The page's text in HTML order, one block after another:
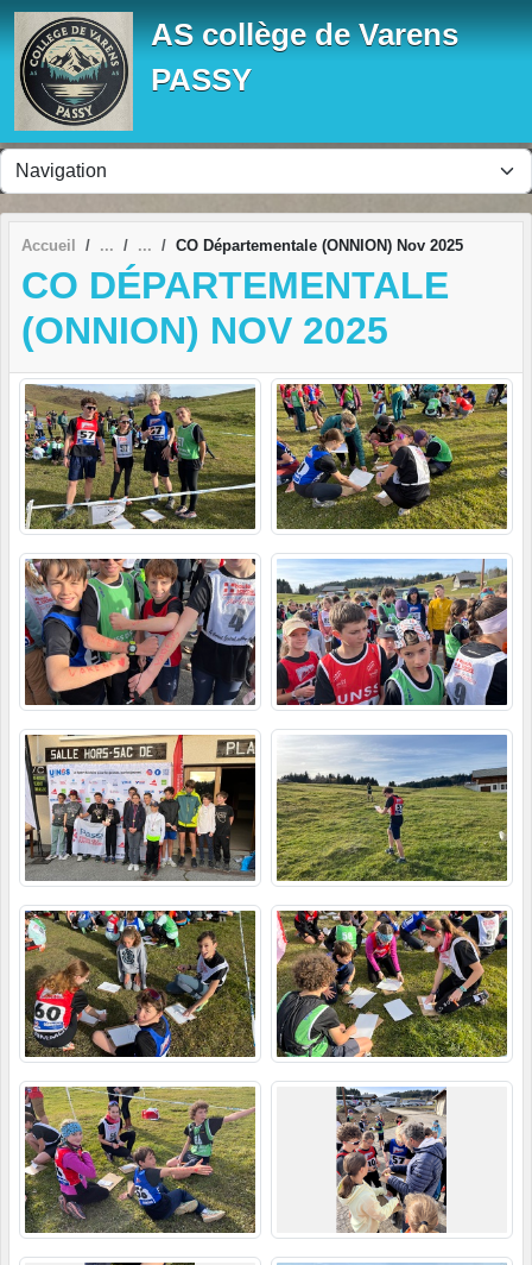
AS collège de Varens
PASSY
Accueil CO Départementale (ONNION) Nov 2025
CO DÉPARTEMENTALE
(ONNION) NOV 2025
Panneau de gestion des cookies